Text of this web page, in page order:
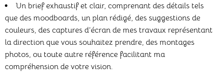
Un brief exhaustif et clair, comprenant des détails tels
que des moodboards, un plan rédigé, des suggestions de
couleurs, des captures d’écran de mes travaux représentant
la direction que vous souhaitez prendre, des montages
photos, ou toute autre référence facilitant ma
compréhension de votre vision.